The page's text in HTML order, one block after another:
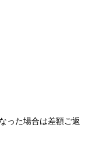
った場合は差額ご返